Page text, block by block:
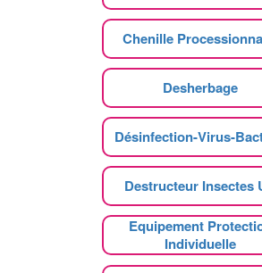
Chenille
Desherbage
Désinfection-Virus-
Destructeur Insectes
Equipement
Individuelle